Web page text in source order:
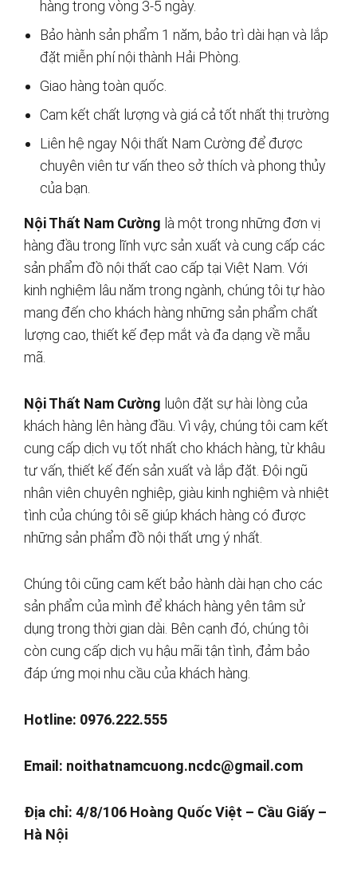
hàng trong vòng 3-5 ngày.
Bảo hành sản phẩm 1 năm, bảo trì dài hạn và lắp
đặt miễn phí nội thành Hải Phòng.
Giao hàng toàn quốc.
Cam kết chất lượng và giá cả tốt nhất thị trường
Liên hệ ngay Nội thất Nam Cường để được
chuyên viên tư vấn theo sở thích và phong thủy
của bạn.
Nội Thất Nam Cường là một trong những đơn vị
hàng đầu trong lĩnh vực sản xuất và cung cấp các
sản phẩm đồ nội thất cao cấp tại Việt Nam. Với
kinh nghiệm lâu năm trong ngành, chúng tôi tự hào
mang đến cho khách hàng những sản phẩm chất
lượng cao, thiết kế đẹp mắt và đa dạng về mẫu
mã.
Nội Thất Nam Cường luôn đặt sự hài lòng của
khách hàng lên hàng đầu. Vì vậy, chúng tôi cam kết
cung cấp dịch vụ tốt nhất cho khách hàng, từ khâu
tư vấn, thiết kế đến sản xuất và lắp đặt. Đội ngũ
nhân viên chuyên nghiệp, giàu kinh nghiệm và nhiệt
tình của chúng tôi sẽ giúp khách hàng có được
những sản phẩm đồ nội thất ưng ý nhất.
Chúng tôi cũng cam kết bảo hành dài hạn cho các
sản phẩm của mình để khách hàng yên tâm sử
dụng trong thời gian dài. Bên cạnh đó, chúng tôi
còn cung cấp dịch vụ hậu mãi tận tình, đảm bảo
đáp ứng mọi nhu cầu của khách hàng.
Hotline: 0976.222.555
Email: noithatnamcuong.ncdc@gmail.com
Địa chỉ: 4/8/106 Hoàng Quốc Việt – Cầu Giấy –
Hà Nội